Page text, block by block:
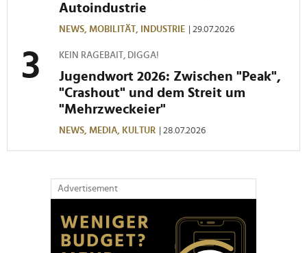
Autoindustrie
NEWS, MOBILITÄT, INDUSTRIE | 29.07.2026
KEIN RAGEBAIT, DIGGA!
Jugendwort 2026: Zwischen "Peak",
"Crashout" und dem Streit um
"Mehrzweckeier"
NEWS, MEDIA, KULTUR | 28.07.2026
Advertisement